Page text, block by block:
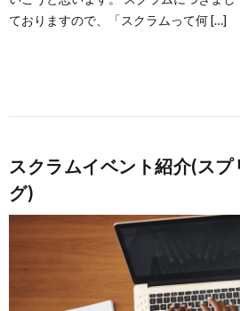
ておりますので、「スクラムって何 […]
スクラムイベント紹介(ス
グ)